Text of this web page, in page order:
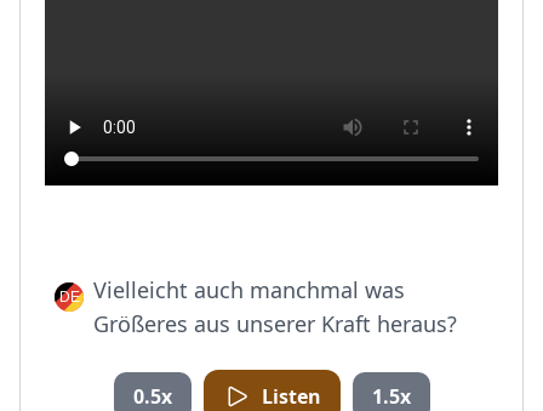
Vielleicht auch manchmal was
Größeres aus unserer Kraft heraus?
0.5x Listen 1.5x